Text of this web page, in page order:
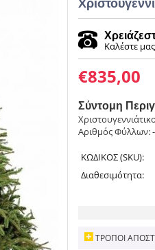
Καλέστε
€835,00
Σύντομη
Αριθμός Φύλλων:
ΚΩΔΙΚΟΣ (SKU):
Διαθεσιμότητα:
ΤΡΌΠΟΙ